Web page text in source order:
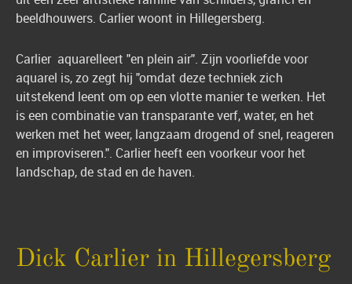
beeldhouwers. Carlier woont in Hillegersberg.
Carlier aquarelleert "en plein air". Zijn voorliefde voor
aquarel is, zo zegt hij "omdat deze techniek zich
uitstekend leent om op een vlotte manier te werken. Het
is een combinatie van transparante verf, water, en het
werken met het weer, langzaam drogend of snel, reageren
en improviseren.". Carlier heeft een voorkeur voor het
landschap, de stad en de haven.
Dick Carlier in Hillegersberg